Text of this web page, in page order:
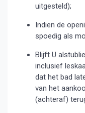
uitgesteld);
Indien de
spoedig als
Blijft U
inclusief
dat het bad
van het
(achteraf)